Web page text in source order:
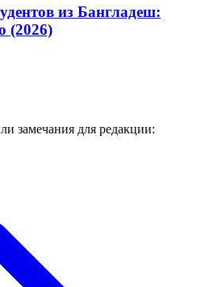
из Бангладеш:
(2026)
замечания для редакции: